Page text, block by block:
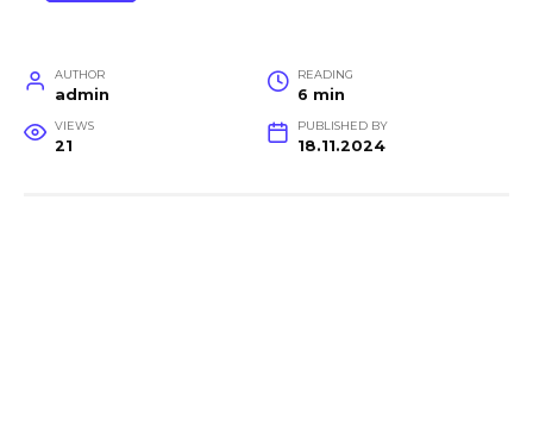
AUTHOR
admin
READING
6 min
VIEWS
21
PUBLISHED BY
18.11.2024